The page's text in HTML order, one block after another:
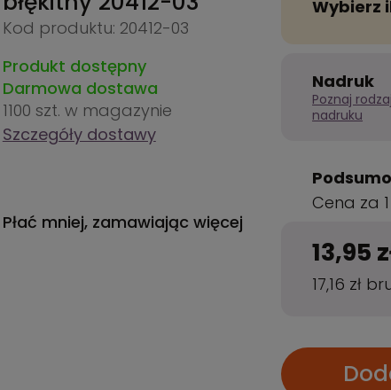
Kod produktu: 20412-03
Produkt dostępny
Darmowa dostawa
1100 szt. w magazynie
Szczegóły dostawy
Płać mniej, zamawiając więcej
Wybierz
Nadruk
Poznaj
nadruku
Cena za
13,95
17,16 zł